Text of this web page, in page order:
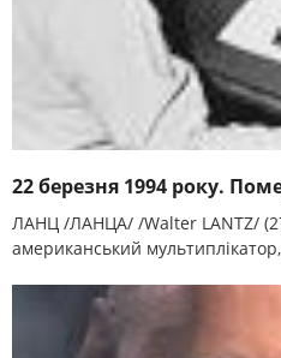
22 березня 1994 року.
ЛАНЦ /ЛАНЦА/ /Walter LANTZ/
американський